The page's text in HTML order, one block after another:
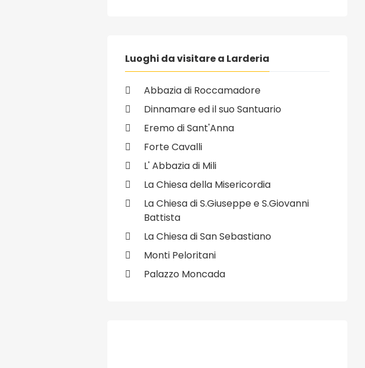
Luoghi da visitare a Larderia
Abbazia di Roccamadore
Dinnamare ed il suo Santuario
Eremo di Sant'Anna
Forte Cavalli
L' Abbazia di Mili
La Chiesa della Misericordia
La Chiesa di S.Giuseppe e S.Giovanni
Battista
La Chiesa di San Sebastiano
Monti Peloritani
Palazzo Moncada